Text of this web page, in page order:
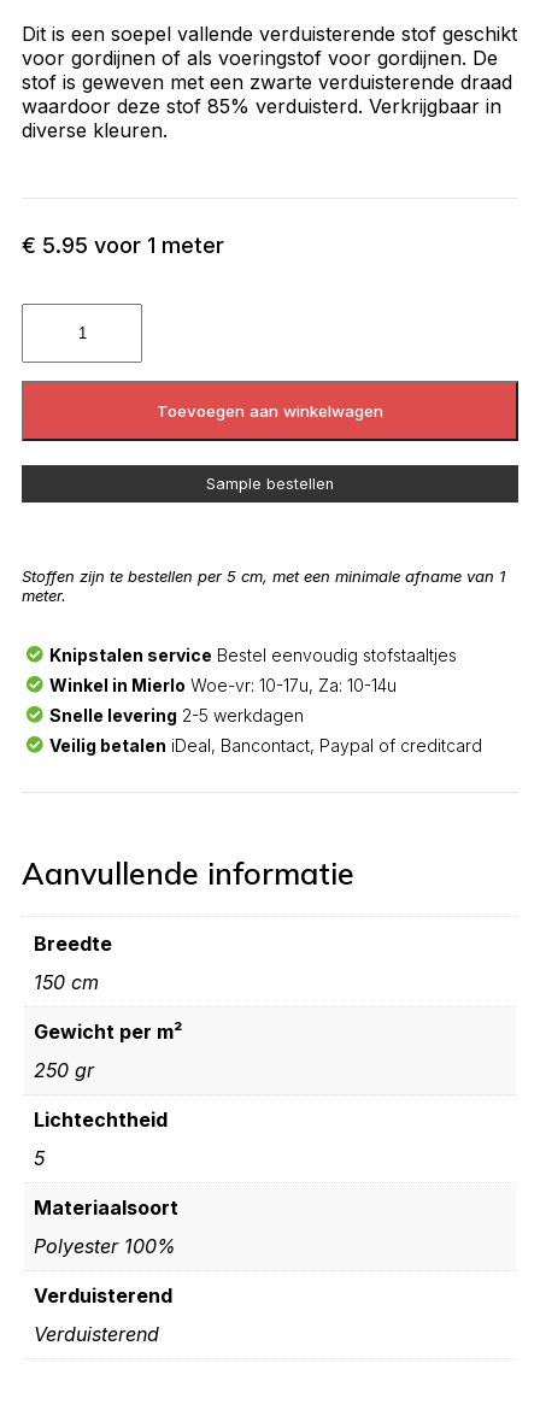
Dit is een soepel vallende verduisterende stof geschikt
voor gordijnen of als voeringstof voor gordijnen. De
stof is geweven met een zwarte verduisterende draad
waardoor deze stof 85% verduisterd. Verkrijgbaar in
diverse kleuren.
€ 5.95 voor 1 meter
Toevoegen aan winkelwagen
Sample bestellen
Stoffen zijn te bestellen per 5 cm, met een minimale afname van 1
meter.
Knipstalen service Bestel eenvoudig stofstaaltjes
Winkel in Mierlo Woe-vr: 10-17u, Za: 10-14u
Snelle levering 2-5 werkdagen
Veilig betalen iDeal, Bancontact, Paypal of creditcard
Aanvullende informatie
Breedte
150 cm
Gewicht per m²
250 gr
Lichtechtheid
5
Materiaalsoort
Polyester 100%
Verduisterend
Verduisterend